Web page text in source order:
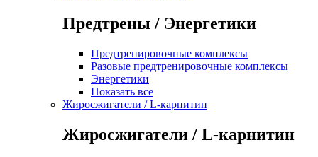
Предтрены / Энергетики
Предтренировочные комплексы
Разовые предтренировочные комплексы
Энергетики
Показать все
Жиросжигатели / L-карнитин
Жиросжигатели / L-карнитин